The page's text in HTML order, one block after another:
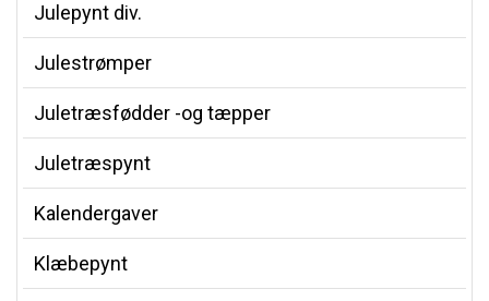
Julepynt div.
Julestrømper
Juletræsfødder -og tæpper
Juletræspynt
Kalendergaver
Klæbepynt